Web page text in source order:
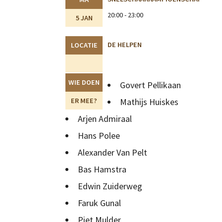
5 JAN
20:00 - 23:00
LOCATIE DE HELPEN
WIE DOEN
ER MEE?
Govert Pellikaan
Mathijs Huiskes
Arjen Admiraal
Hans Polee
Alexander Van Pelt
Bas Hamstra
Edwin Zuiderweg
Faruk Gunal